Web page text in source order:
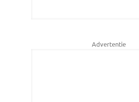
Advertentie